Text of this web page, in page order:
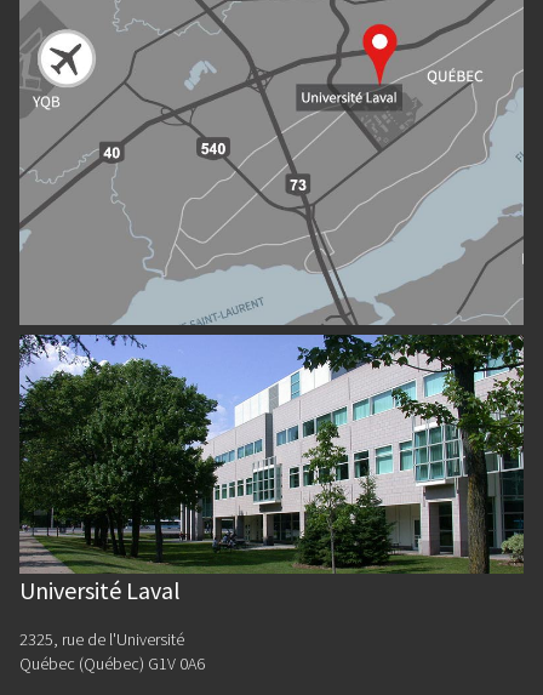
Université Laval
2325, rue de l'Université
Québec (Québec) G1V 0A6